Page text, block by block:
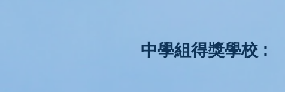
中學組得獎學校 :